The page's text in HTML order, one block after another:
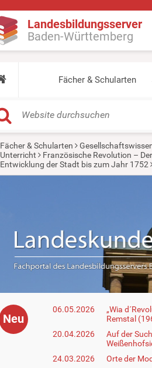
Landesbildungsserver
Baden-Württemberg
Fächer & Schularten
Fächer & Schularten
Unterricht
Französische Revolution –
Entwicklung der Stadt bis zum Jahr 1752
Neu
06.05.2026
„Wia
Remstal
20.04.2026
Auf der
24.03.2026
Orte der